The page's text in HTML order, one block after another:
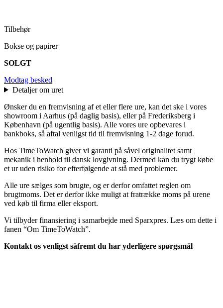
Tilbehør
Bokse og papirer
SOLGT
Modtag besked
Detaljer om uret
Ønsker du en fremvisning af et eller flere ure, kan det ske i vores
showroom i Aarhus (på daglig basis), eller på Frederiksberg i
København (på ugentlig basis). Alle vores ure opbevares i
bankboks, så aftal venligst tid til fremvisning 1-2 dage forud.
Hos TimeToWatch giver vi garanti på såvel originalitet samt
mekanik i henhold til dansk lovgivning. Dermed kan du trygt købe
et ur uden risiko for efterfølgende at stå med problemer.
Alle ure sælges som brugte, og er derfor omfattet reglen om
brugtmoms. Det er derfor ikke muligt at fratrække moms på urene
ved køb til firma eller eksport.
Vi tilbyder finansiering i samarbejde med Sparxpres. Læs om dette i
fanen “Om TimeToWatch”.
Kontakt os venligst såfremt du har yderligere spørgsmål